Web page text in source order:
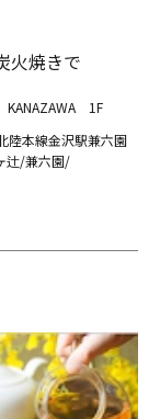
火焼きで
1F
陸本線金沢駅兼六園
辻/兼六園/